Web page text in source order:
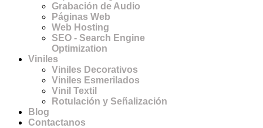
Grabación de Audio
Páginas Web
Web Hosting
SEO - Search Engine
Optimization
Viniles
Viniles Decorativos
Viniles Esmerilados
Vinil Textil
Rotulación y Señalización
Blog
Contactanos